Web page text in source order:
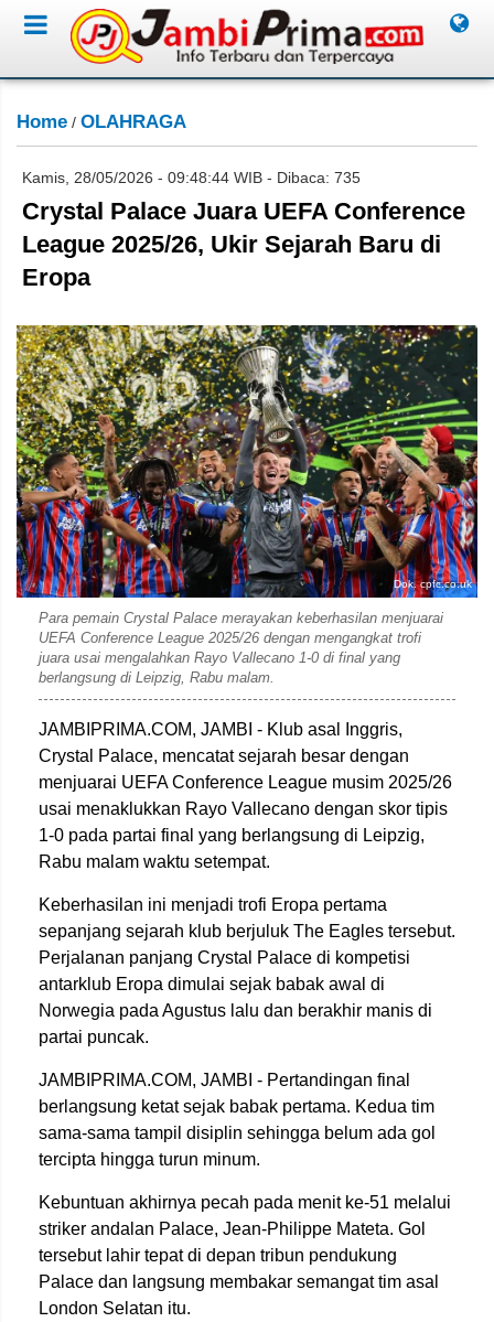
Home / OLAHRAGA
Kamis, 28/05/2026 - 09:48:44 WIB - Dibaca: 735
Crystal Palace Juara UEFA Conference
League 2025/26, Ukir Sejarah Baru di
Eropa
Dok. cpfc.co.uk
Para pemain Crystal Palace merayakan keberhasilan menjuarai
UEFA Conference League 2025/26 dengan mengangkat trofi
juara usai mengalahkan Rayo Vallecano 1-0 di final yang
berlangsung di Leipzig, Rabu malam.
JAMBIPRIMA.COM, JAMBI - Klub asal Inggris,
Crystal Palace, mencatat sejarah besar dengan
menjuarai UEFA Conference League musim 2025/26
usai menaklukkan Rayo Vallecano dengan skor tipis
1-0 pada partai final yang berlangsung di Leipzig,
Rabu malam waktu setempat.
Keberhasilan ini menjadi trofi Eropa pertama
sepanjang sejarah klub berjuluk The Eagles tersebut.
Perjalanan panjang Crystal Palace di kompetisi
antarklub Eropa dimulai sejak babak awal di
Norwegia pada Agustus lalu dan berakhir manis di
partai puncak.
JAMBIPRIMA.COM, JAMBI - Pertandingan final
berlangsung ketat sejak babak pertama. Kedua tim
sama-sama tampil disiplin sehingga belum ada gol
tercipta hingga turun minum.
Kebuntuan akhirnya pecah pada menit ke-51 melalui
striker andalan Palace, Jean-Philippe Mateta. Gol
tersebut lahir tepat di depan tribun pendukung
Palace dan langsung membakar semangat tim asal
London Selatan itu.